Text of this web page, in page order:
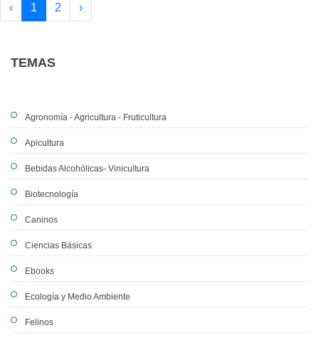
TEMAS
Agronomía - Agricultura - Fruticultura
Apicultura
Bebidas Alcohólicas- Vinicultura
Biotecnología
Caninos
Ciencias Básicas
Ebooks
Ecología y Medio Ambiente
Felinos
‹ 1 2 ›